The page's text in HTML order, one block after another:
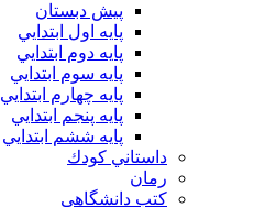
پیش دبستان
پايه اول ابتدايي
پايه دوم ابتدايي
پايه سوم ابتدايي
پايه چهارم ابتدايي
پايه پنجم ابتدايي
پايه ششم ابتدايي
داستاني كودك
رمان
كتب دانشگاهي